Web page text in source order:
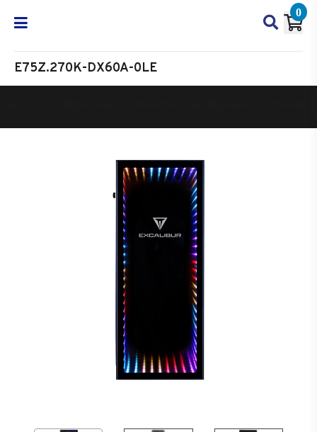
0
E75Z.270K-DX60A-0LE